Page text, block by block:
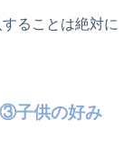
ることは絶対に
子供の好み